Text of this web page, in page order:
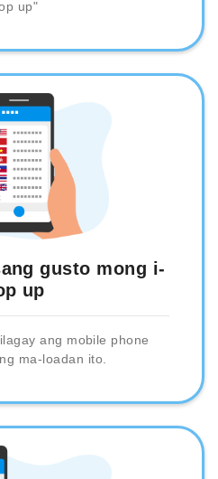
up"
gusto mong i-
up
ang mobile phone
ma-loadan ito.